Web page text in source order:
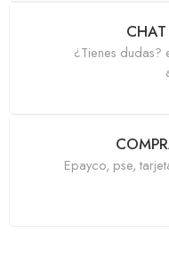
¿Tienes dudas?
Epayco, pse,